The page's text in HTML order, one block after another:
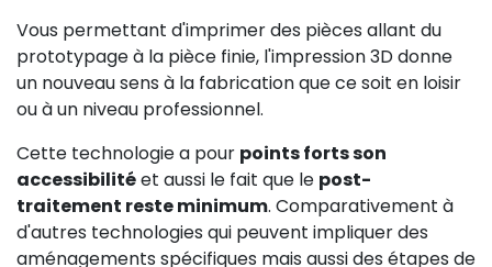
Vous permettant d'imprimer des pièces allant du
prototypage à la pièce finie, l'impression 3D donne
un nouveau sens à la fabrication que ce soit en loisir
ou à un niveau professionnel.
Cette technologie a pour points forts son
accessibilitéet aussi le fait que le post-
traitement reste minimum. Comparativement à
d'autres technologies qui peuvent impliquer des
aménagements spécifiques mais aussi des étapes de